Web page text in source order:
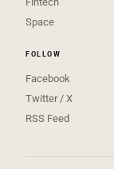
Space
FOLLOW
Facebook
Twitter / X
RSS Feed